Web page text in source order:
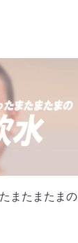
またまたまの